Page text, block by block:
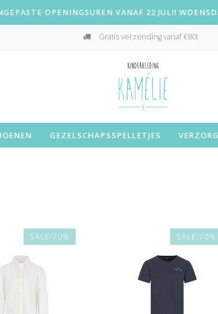
OPENINGSUREN VANAF 22 JULI!
Gratis verzending vanaf €80!
GEZELSCHAPSSPELLETJES
SALE-70% SALE-70%